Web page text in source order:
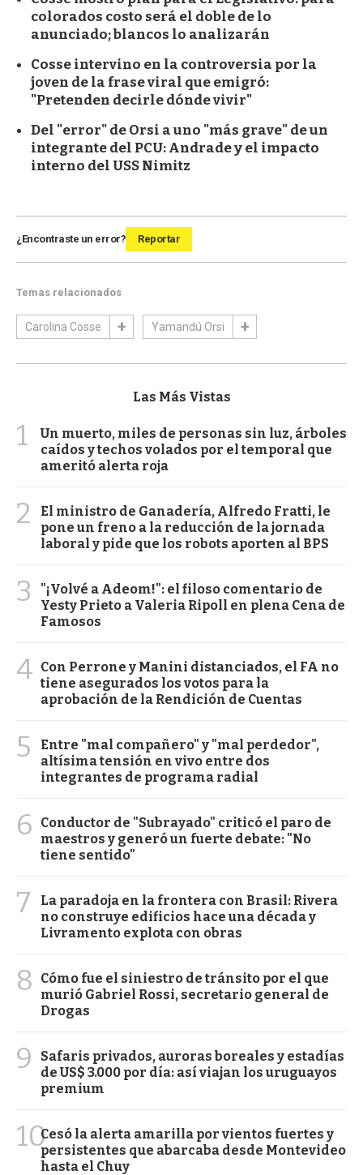
colorados costo será el doble de lo
anunciado; blancos lo analizarán
Cosse intervino en la controversia por la
joven de la frase viral que emigró:
"Pretenden decirle dónde vivir"
Del "error" de Orsi a uno "más grave" de un
integrante del PCU: Andrade y el impacto
interno del USS Nimitz
¿Encontraste un error? Reportar
Temas relacionados
Carolina Cosse Yamandú Orsi
Las Más Vistas
1
Un muerto, miles de personas sin luz, árboles
caídos y techos volados por el temporal que
ameritó alerta roja
2
El ministro de Ganadería, Alfredo Fratti, le
pone un freno a la reducción de la jornada
laboral y pide que los robots aporten al BPS
3
"¡Volvé a Adeom!": el filoso comentario de
Yesty Prieto a Valeria Ripoll en plena Cena de
Famosos
4 Con Perrone y Manini distanciados, el FA no
tiene asegurados los votos para la
aprobación de la Rendición de Cuentas
5
Entre "mal compañero" y "mal perdedor",
altísima tensión en vivo entre dos
integrantes de programa radial
6
Conductor de "Subrayado" criticó el paro de
maestros y generó un fuerte debate: "No
tiene sentido"
7
La paradoja en la frontera con Brasil: Rivera
no construye edificios hace una década y
Livramento explota con obras
8
Cómo fue el siniestro de tránsito por el que
murió Gabriel Rossi, secretario general de
Drogas
9
Safaris privados, auroras boreales y estadías
de US$ 3.000 por día: así viajan los uruguayos
premium
10Cesó la alerta amarilla por vientos fuertes y
persistentes que abarcaba desde Montevideo
hasta el Chuy